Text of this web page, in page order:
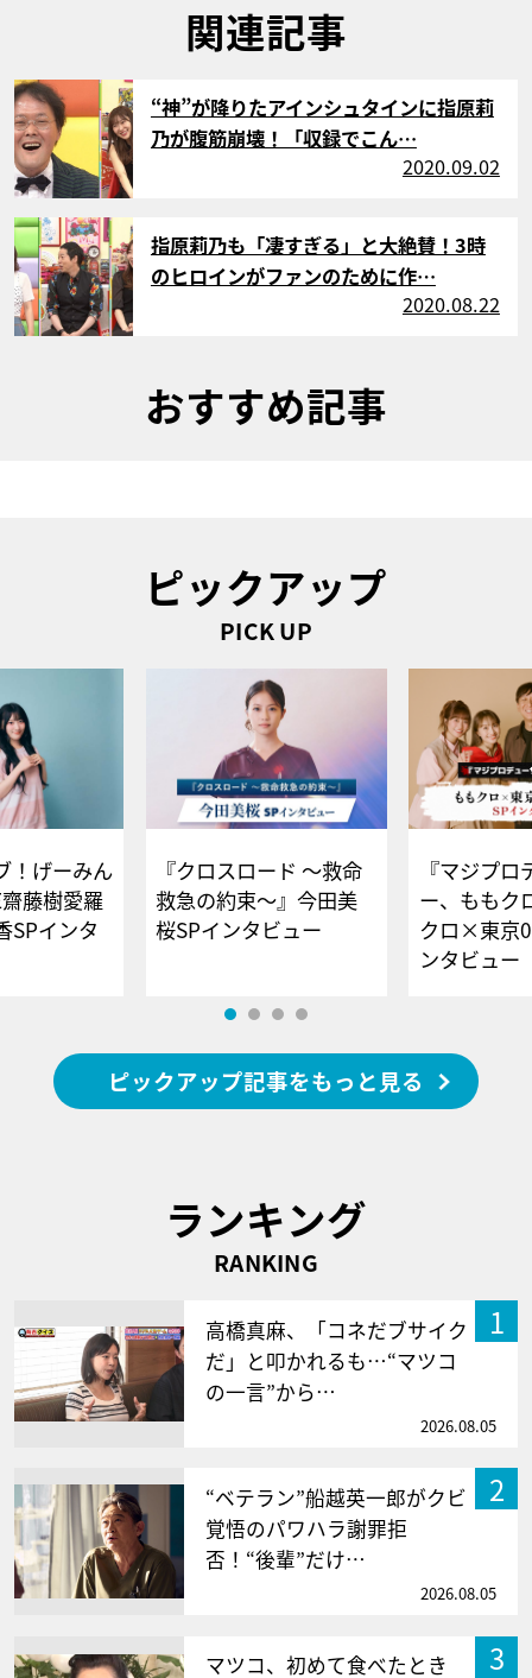
関連記事
サムネイル
“神”が降りたアインシュタインに指原莉
乃が腹筋崩壊！「収録でこん…
2020.09.02
サムネイル
指原莉乃も「凄すぎる」と大絶賛！3時
のヒロインがファンのために作…
2020.08.22
おすすめ記事
ピックアップ
PICK UP
！げーみん
藤樹愛羅
SPインタ
『クロスロード ～救命
救急の約束～』今田美
桜SPインタビュー
『マジプロ
ー、ももク
クロ×東京
ンタビュー
ピックアップ記事をもっと見る
ランキング
RANKING
1
高橋真麻、「コネだブサイク
だ」と叩かれるも…“マツコ
の一言”から…
2026.08.05
2
“ベテラン”船越英一郎がクビ
覚悟のパワハラ謝罪拒
否！“後輩”だけ…
2026.08.05
3
マツコ、初めて食べたとき